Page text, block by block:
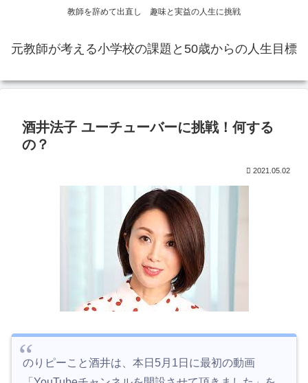
教師を辞めて出直し 趣味と実益の人生に挑戦
元教師が考える小学校の課題と50歳からの人生目標
酒井法子 ユーチューバーに挑戦！何する
の？
2021.05.02
のりピーこと酒井は、本日5月1日に最初の動画